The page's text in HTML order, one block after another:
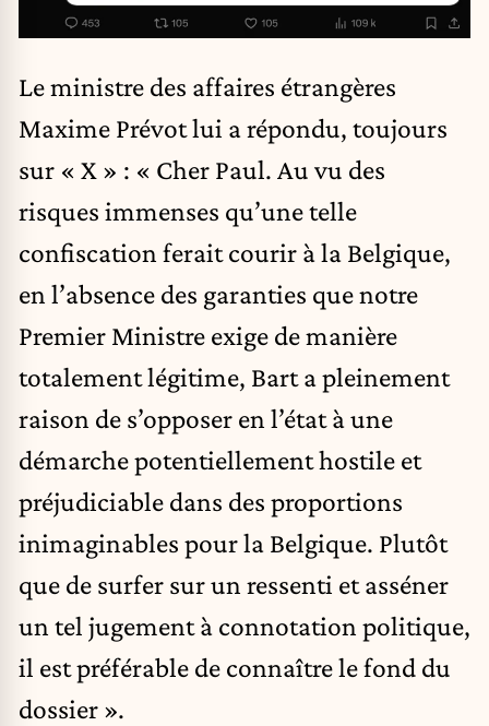
Le ministre des affaires étrangères
Maxime Prévot lui a répondu, toujours
sur « X » : « Cher Paul. Au vu des
risques immenses qu’une telle
confiscation ferait courir à la Belgique,
en l’absence des garanties que notre
Premier Ministre exige de manière
totalement légitime, Bart a pleinement
raison de s’opposer en l’état à une
démarche potentiellement hostile et
préjudiciable dans des proportions
inimaginables pour la Belgique. Plutôt
que de surfer sur un ressenti et asséner
un tel jugement à connotation politique,
il est préférable de connaître le fond du
dossier ».